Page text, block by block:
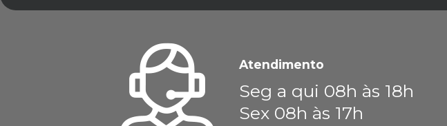
Atendimento
Seg a qui 08h às 18h
Sex 08h às 17h